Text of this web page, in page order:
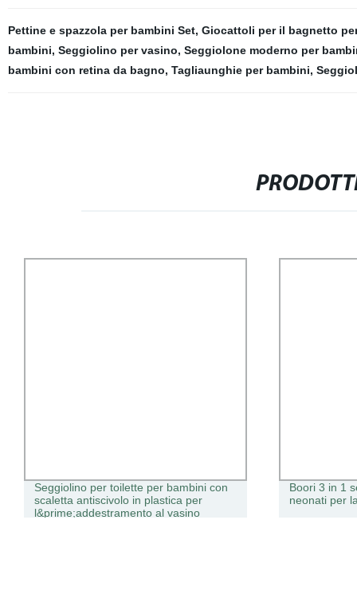
Pettine e spazzola per bambini Set, Giocattoli per il bagnetto
bambini, Seggiolino per vasino, Seggiolone moderno per
bambini con retina da bagno, Tagliaunghie per bambini,
Seggiolino per toilette per bambini con
scaletta antiscivolo in plastica per
l&prime;addestramento al vasino
Boori 3 in 1
neonati per